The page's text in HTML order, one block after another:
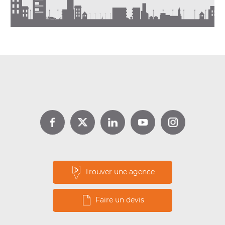
Trouver une agence
Faire un devis